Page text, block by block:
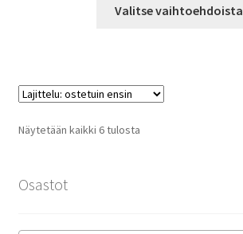
-
Valitse vaihtoehdoista
Näytetään kaikki 6 tulostaSuosituimmat
Osastot